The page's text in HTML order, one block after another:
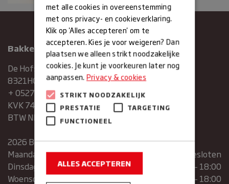
Bakkerij Maxima
De Hofstee 1
8321HG Urk
+ 0527683454
KVK 74286293
BTW NR. NL859839151B01
2026 Bakkerij Maxima
Maandag
gesloten
Dinsdag
07:30 – 13:00 | 14:00 – 18:00
Woensdag
07:30 – 13:00 | 14:00 – 18:00
met alle cookies in overeenstemming
met ons privacy- en cookieverklaring.
Klik op 'Alles accepteren' om te
accepteren. Kies je voor weigeren? Dan
plaatsen we alleen strikt noodzakelijke
cookies. Je kunt je voorkeuren later nog
aanpassen.Privacy & cookies
STRIKT NOODZAKELIJK
PRESTATIE
TARGETING
FUNCTIONEEL
ALLES ACCEPTEREN